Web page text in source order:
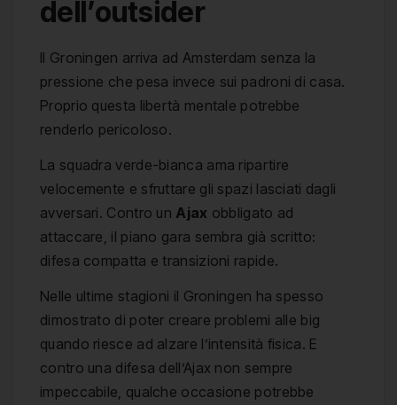
dell’outsider
Il Groningen arriva ad Amsterdam senza la
pressione che pesa invece sui padroni di casa.
Proprio questa libertà mentale potrebbe
renderlo pericoloso.
La squadra verde-bianca ama ripartire
velocemente e sfruttare gli spazi lasciati dagli
avversari. Contro un Ajax obbligato ad
attaccare, il piano gara sembra già scritto:
difesa compatta e transizioni rapide.
Nelle ultime stagioni il Groningen ha spesso
dimostrato di poter creare problemi alle big
quando riesce ad alzare l’intensità fisica. E
contro una difesa dell’Ajax non sempre
impeccabile, qualche occasione potrebbe